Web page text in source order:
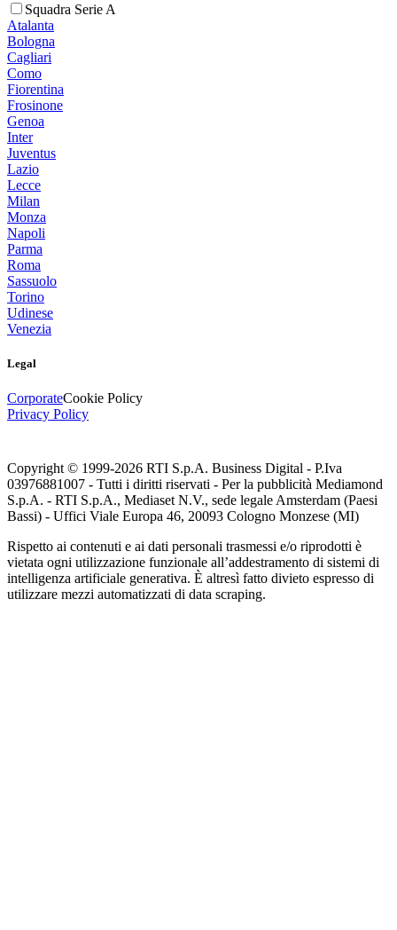
Squadra Serie A
Atalanta
Bologna
Cagliari
Como
Fiorentina
Frosinone
Genoa
Inter
Juventus
Lazio
Lecce
Milan
Monza
Napoli
Parma
Roma
Sassuolo
Torino
Udinese
Venezia
Legal
CorporateCookie Policy
Privacy Policy
Copyright © 1999-2026 RTI S.p.A. Business Digital - P.Iva
03976881007 - Tutti i diritti riservati - Per la pubblicità Mediamond
S.p.A. - RTI S.p.A., Mediaset N.V., sede legale Amsterdam (Paesi
Bassi) - Uffici Viale Europa 46, 20093 Cologno Monzese (MI)
Rispetto ai contenuti e ai dati personali trasmessi e/o riprodotti è
vietata ogni utilizzazione funzionale all’addestramento di sistemi di
intelligenza artificiale generativa. È altresì fatto divieto espresso di
utilizzare mezzi automatizzati di data scraping.